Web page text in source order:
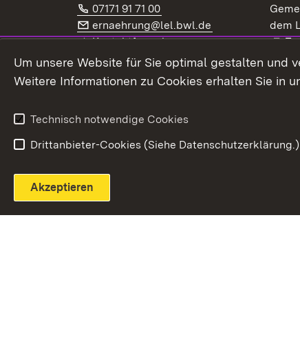
Telefon:
07171 91 71 00 (Öffnet in neuem Fenster)
E-Mail:
ernaehrung@lel.bwl.de (Öffnet in
Kontaktformular
Extern:
LinkedIn (Öffnet in neuem Fenster)
dem
Um unsere Website für Sie optimal gestalten und
Weitere Informationen zu Cookies erhalten Sie in
Technisch notwendige Cookies
Drittanbieter-Cookies (Siehe Datenschutzerklärung.)
Akzeptieren